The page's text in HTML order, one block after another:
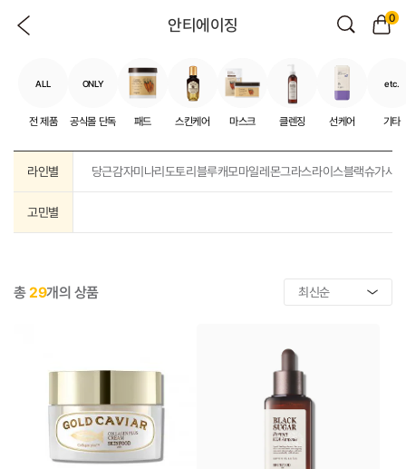
안티에이징 0
ALL
전 제품
ONLY
공식몰 단독 패드 스킨케어 마스크 클렌징 선케어
etc.
기타
라인별 당근감자미나리도토리블루캐모마일레몬그라스라이스블랙슈가샤
고민별
총29개의 상품